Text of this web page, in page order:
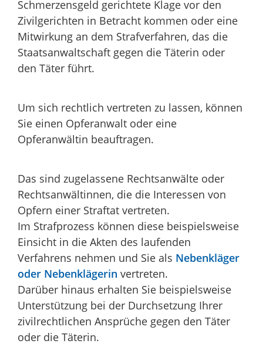
Schmerzensgeld gerichtete Klage vor den
Zivilgerichten in Betracht kommen oder eine
Mitwirkung an dem Strafverfahren, das die
Staatsanwaltschaft gegen die Täterin oder
den Täter führt.
Um sich rechtlich vertreten zu lassen, können
Sie einen Opferanwalt oder eine
Opferanwältin beauftragen.
Das sind zugelassene Rechtsanwälte oder
Rechtsanwältinnen, die die Interessen von
Opfern einer Straftat vertreten.
Im Strafprozess können diese beispielsweise
Einsicht in die Akten des laufenden
Verfahrens nehmen und Sie als Nebenkläger
oder Nebenklägerin vertreten.
Darüber hinaus erhalten Sie beispielsweise
Unterstützung bei der Durchsetzung Ihrer
zivilrechtlichen Ansprüche gegen den Täter
oder die Täterin.